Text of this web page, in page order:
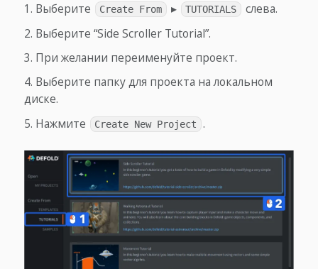
Выберите Create From ▸ TUTORIALS
слева.
Выберите “Side Scroller Tutorial”.
При желании переименуйте проект.
Выберите папку для проекта на локальном
диске.
Нажмите
Create New Project .